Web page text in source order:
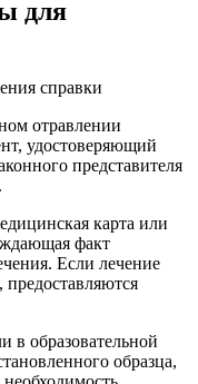
для
отравлении
удостоверяющий
представителя
карта или
факт
Если лечение
в образовательной
образца,